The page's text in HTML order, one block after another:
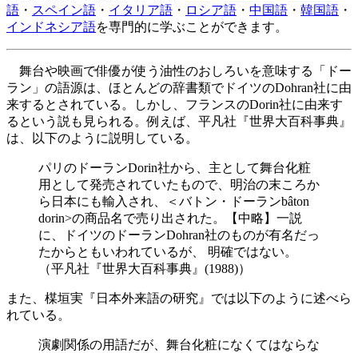
語 ・ スペイン語 ・ イタリア語 ・ ロシア語 ・ 中国語 ・ 韓国語 ・
インドネシア語を専門的に学ぶことができます。
舞台や映画で俳優が使う油性のおしろいを意味する「ドー
ラン」の語源は、ほとんどの辞書類でドイツのDohran社に由
来するとされている。しかし、フランスのDorin社に由来す
るという説も見られる。例えば、平凡社『世界大百科事典』
は、以下のように説明している。
パリのドーランDorin社から、主として舞台化粧
用として発売されていたもので、明治の末ころか
ら日本にも輸入され、＜バトン・ドーランbâton
dorin>の商品名で売り出された。【中略】一説
に、ドイツのドーランDohran社のものが有名だっ
たからともいわれているが、 明確ではない。
（平凡社『世界大百科事典』(1988)）
また、楳垣実『日本外来語の研究』では以下のように述べら
れている。
演劇関係の用語だが、舞台化粧になくてはならな